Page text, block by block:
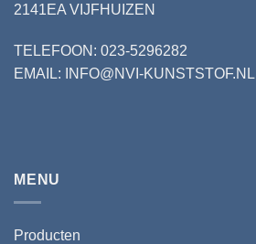
2141EA VIJFHUIZEN
TELEFOON: 023-5296282
EMAIL: INFO@NVI-KUNSTSTOF.NL
MENU
Producten